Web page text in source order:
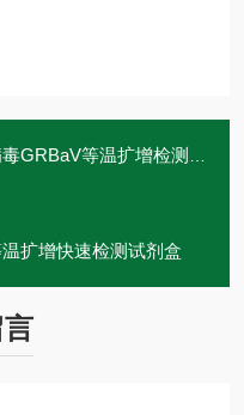
等温扩增检测试剂盒
扩增快速检测试剂盒